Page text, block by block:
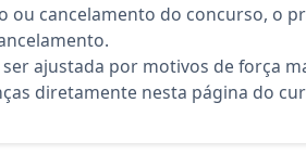
ou cancelamento do concurso, o
ajustada por motivos de força
diretamente nesta página do